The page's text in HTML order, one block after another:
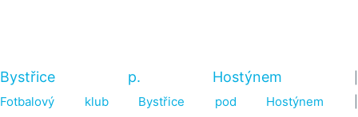
Bystřice p. Hostýnem
Fotbalový klub Bystřice pod Hostýnem